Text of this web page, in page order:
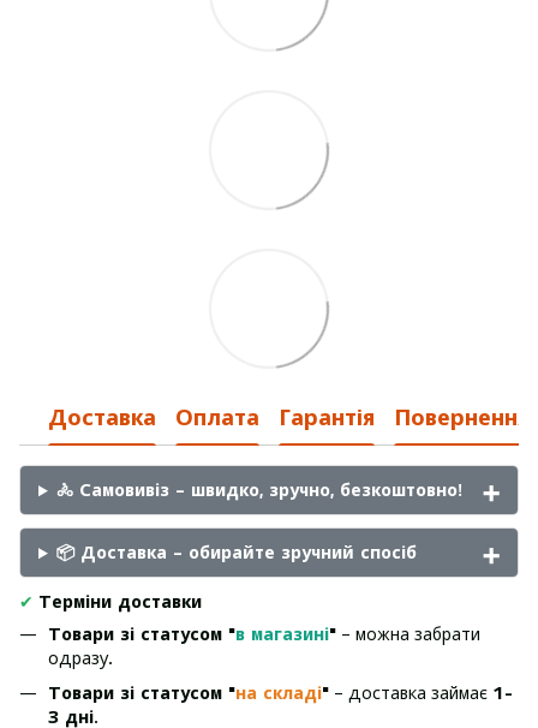
Доставка Оплата Гарантія Повернення
🚴 Самовивіз – швидко, зручно, безкоштовно!
📦 Доставка – обирайте зручний спосіб
✔ Терміни доставки
Товари зі статусом "в магазині" – можна забрати
одразу.
Товари зі статусом "на складі" – доставка займає 1-
3 дні.